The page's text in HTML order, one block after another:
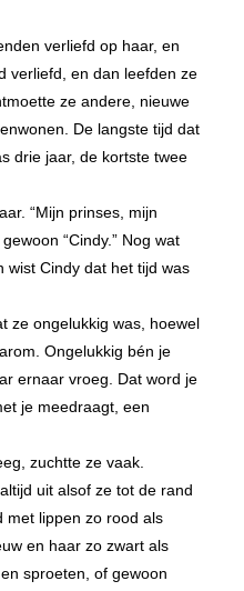
verliefd op haar, en
verliefd, en dan leefden ze
ze andere, nieuwe
De langste tijd dat
drie jaar, de kortste twee
“Mijn prinses, mijn
“Cindy.” Nog wat
wist Cindy dat het tijd was
ze ongelukkig was, hoewel
Ongelukkig bén je
ernaar vroeg. Dat word je
je meedraagt, een
zuchtte ze vaak.
uit alsof ze tot de rand
met lippen zo rood als
en haar zo zwart als
sproeten, of gewoon